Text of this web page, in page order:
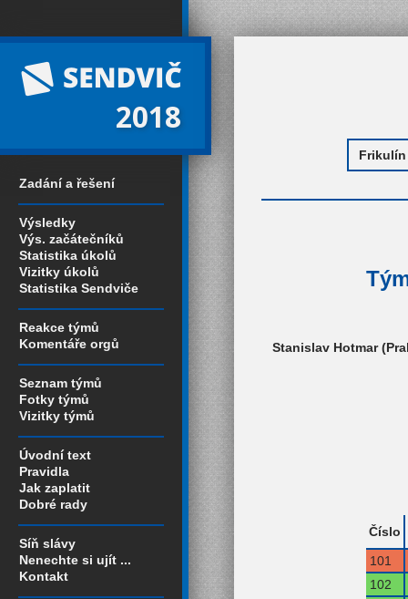
2018
Zadání a řešení
Výsledky
Výs. začátečníků
Statistika úkolů
Vizitky úkolů
Statistika Sendviče
Reakce týmů
Komentáře orgů
Seznam týmů
Fotky týmů
Vizitky týmů
Úvodní text
Pravidla
Jak zaplatit
Dobré rady
Síň slávy
Nenechte si ujít ...
Kontakt
Stanislav Hotmar
Číslo
101
102